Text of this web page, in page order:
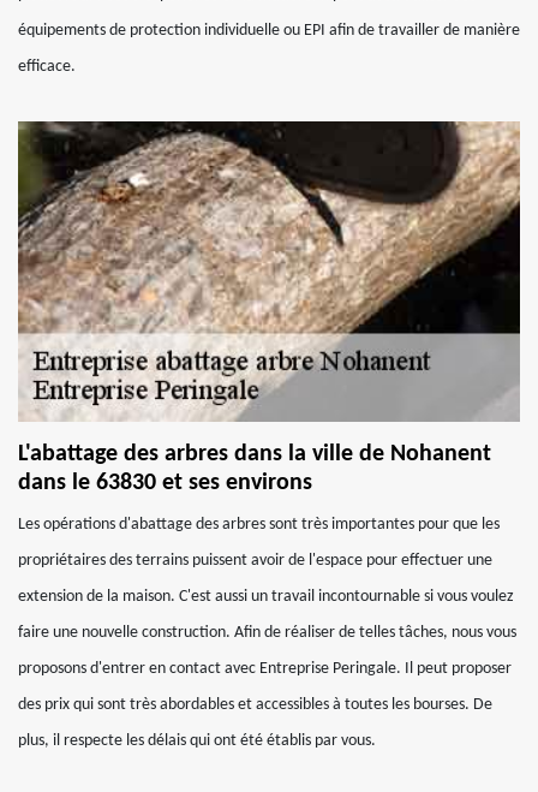
équipements de protection individuelle ou EPI afin de travailler de manière
efficace.
L'abattage des arbres dans la ville de Nohanent
dans le 63830 et ses environs
Les opérations d'abattage des arbres sont très importantes pour que les
propriétaires des terrains puissent avoir de l'espace pour effectuer une
extension de la maison. C'est aussi un travail incontournable si vous voulez
faire une nouvelle construction. Afin de réaliser de telles tâches, nous vous
proposons d'entrer en contact avec Entreprise Peringale. Il peut proposer
des prix qui sont très abordables et accessibles à toutes les bourses. De
plus, il respecte les délais qui ont été établis par vous.